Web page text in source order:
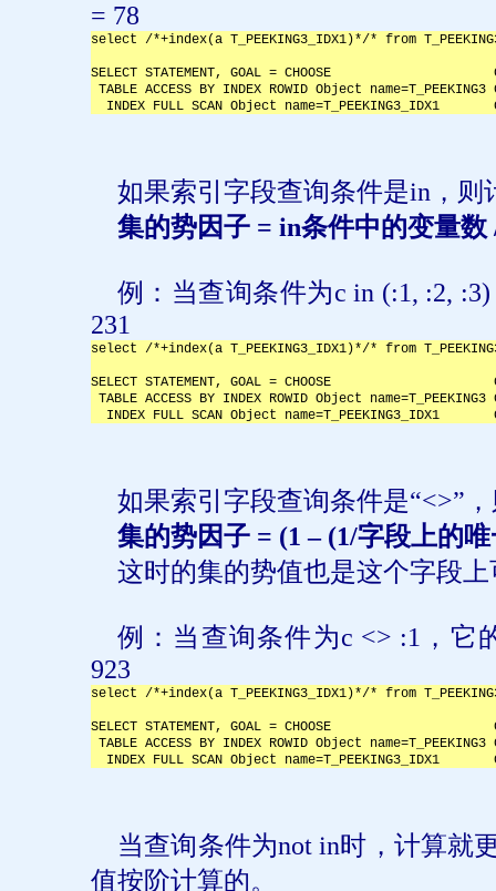
= 78
select /*+index(a T_PEEKING3_IDX1)*/* from
SELECT STATEMENT, GOAL = CHOOSE
TABLE ACCESS BY INDEX ROWID Object
INDEX FULL SCAN Object name=T_PEEKING3_IDX1
如果索引字段查询条件是in ，
集的势因子 = in条件中的变量数
例：当查询条件为c in (:1, :2, :3)
231
select /*+index(a T_PEEKING3_IDX1)*/* from
SELECT STATEMENT, GOAL = CHOOSE
TABLE ACCESS BY INDEX ROWID Object
INDEX FULL SCAN Object name=T_PEEKING3_IDX1
如果索引字段查询条件是“<>”
集的势因子 = (1 – (1/字段上的
这时的集的势值也是这个字段
例：当查询条件为c <> :1 ，它
923
select /*+index(a T_PEEKING3_IDX1)*/* from
SELECT STATEMENT, GOAL = CHOOSE
TABLE ACCESS BY INDEX ROWID Object
INDEX FULL SCAN Object name=T_PEEKING3_IDX1
当查询条件为not in时，计算就
值按阶计算的。